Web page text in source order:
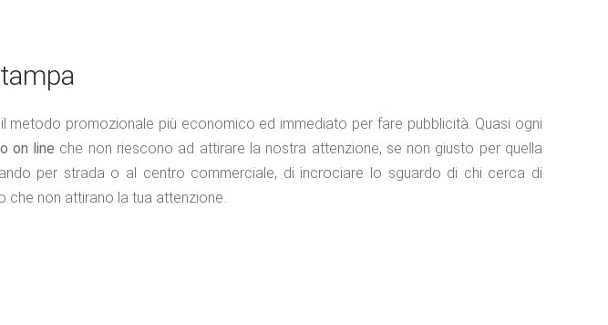
metodo promozionale più economico ed immediato per fare pubblicità. Quasi ogni
on line che non riescono ad attirare la nostra attenzione, se non giusto per quella
per strada o al centro commerciale, di incrociare lo sguardo di chi cerca di
che non attirano la tua attenzione.